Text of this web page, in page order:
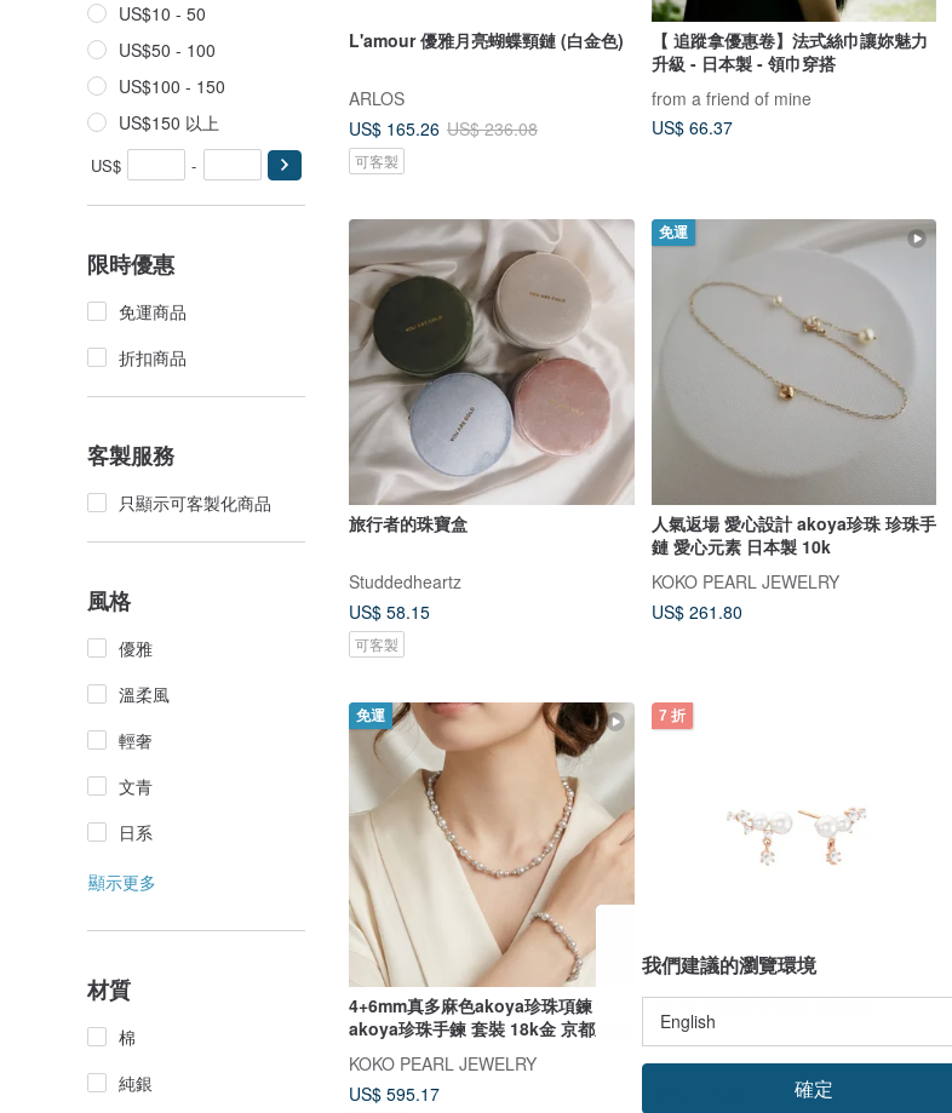
US$10 - 50
US$50 - 100
US$100 - 150
US$150 以上
US$ -
限時優惠
免運商品
折扣商品
客製服務
只顯示可客製化商品
風格
優雅
溫柔風
輕奢
文青
日系
顯示更多
材質
棉
純銀
L'amour 優雅月亮蝴蝶頸鏈 (白金色)
ARLOS
US$ 165.26 US$ 236.08
可客製
【 追蹤拿優惠卷】法式絲巾讓妳魅力
升級 - 日本製 - 領巾穿搭
from a friend of mine
US$ 66.37
旅行者的珠寶盒
Studdedheartz
US$ 58.15
可客製
免運
人氣返場 愛心設計 akoya珍珠 珍珠手
鏈 愛心元素 日本製 10k
KOKO PEARL JEWELRY
US$ 261.80
免運
4+6mm真多麻色akoya珍珠項鍊
akoya珍珠手鍊 套裝 18k金 京都直送
KOKO PEARL JEWELRY
US$ 595.17
7 折
Aloha 閃爍珍珠耳環 (玫瑰金)
ARLOS
US$ 170.49
我們建議的瀏覽環境
確定